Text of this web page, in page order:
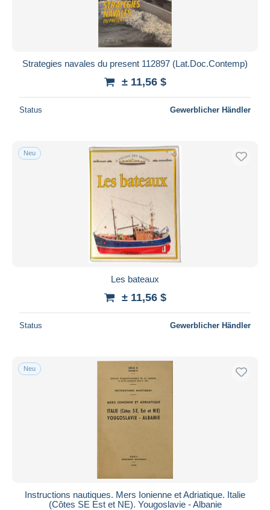
Strategies navales du present 112897 (Lat.Doc.Contemp)
± 11,56 $
Status Gewerblicher Händler
Neu
Les bateaux
± 11,56 $
Status Gewerblicher Händler
Neu
Instructions nautiques. Mers Ionienne et Adriatique. Italie
(Côtes SE Est et NE). Yougoslavie - Albanie